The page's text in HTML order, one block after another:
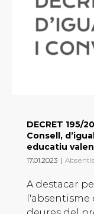
DECRET 195/
Consell,
educatiu
17.01.2023 |
A destacar
l'absentisme